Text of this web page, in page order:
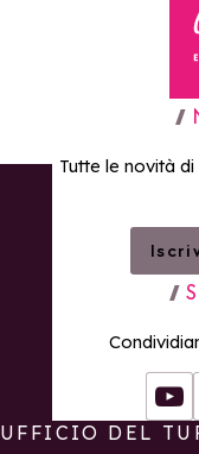
Tutte le novità
UFFICIO DEL